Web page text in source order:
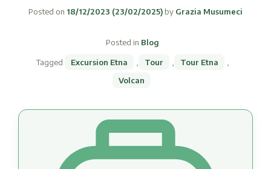
Posted on 18/12/2023 (23/02/2025) by Grazia Musumeci
Posted in Blog
Tagged Excursion Etna Tour Tour Etna
Volcan